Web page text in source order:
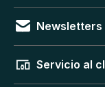
Newsletters
Servicio al